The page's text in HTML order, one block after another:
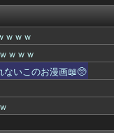
げるヱロゲが発売ｗ...
開...
評価されたモビル...
が判明する...
！ベリル先生...
ｗｗｗ
ｗｗｗ
ないこのお漫画📖🥺